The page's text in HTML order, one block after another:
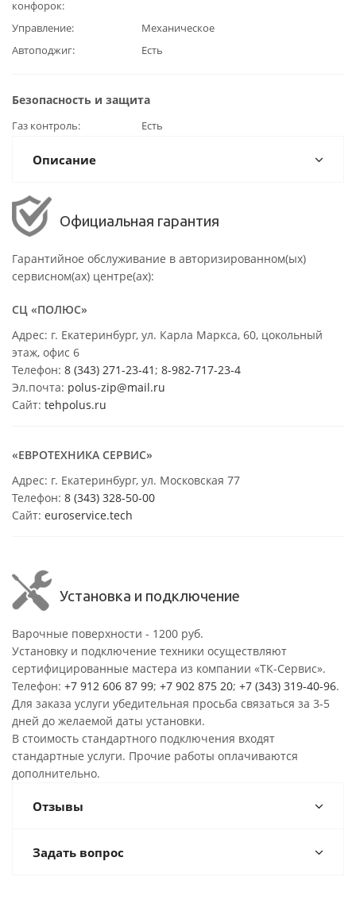
конфорок
Управление
Механическое
Автоподжиг
Есть
Безопасность и защита
Газ контроль Есть
Описание
Официальная гарантия
Гарантийное обслуживание в авторизированном(ых)
сервисном(ах) центре(ах):
СЦ «ПОЛЮС»
Адрес: г. Екатеринбург, ул. Карла Маркса, 60, цокольный
этаж, офис 6
Телефон: 8 (343) 271-23-41 ; 8-982-717-23-4
Эл.почта: polus-zip@mail.ru
Сайт: tehpolus.ru
«ЕВРОТЕХНИКА СЕРВИС»
Адрес: г. Екатеринбург, ул. Московская 77
Телефон: 8 (343) 328-50-00
Сайт: euroservice.tech
Установка и подключение
Варочные поверхности - 1200 руб.
Установку и подключение техники осуществляют
сертифицированные мастера из компании «ТК-Сервис».
Телефон: +7 912 606 87 99; +7 902 875 20; +7 (343) 319-40-96.
Для заказа услуги убедительная просьба связаться за 3-5
дней до желаемой даты установки.
В стоимость стандартного подключения входят
стандартные услуги. Прочие работы оплачиваются
дополнительно.
Отзывы
Задать вопрос